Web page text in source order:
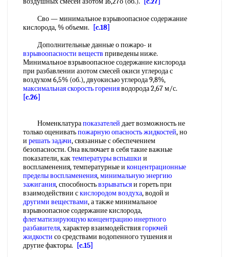
Сво — минимальное взрывоопасное содержание
кислорода, % объемн.
[c.18]
Дополнительные данные о пожаро- и
взрывоопасности веществ приведены ниже.
Минимальное взрывоопасное содержание кислорода
при разбавлении азотом смесей окиси углерода с
воздухом 6,5% (об.), двуокисью углерода 9,8%,
максимальная скорость горенияводорода 2,67 м/с.
[c.26]
Номенклатурапоказателей дает возможность не
только оцениватьпожарную опасностьжидкостей, но
и решать задачи, связанные с обеспечением
безопасности. Она включает в себя такие важные
показатели, кактемпературы вспышки и
воспламенения, температурные и концентрационные
пределы воспламенения,минимальную энергию
зажигания, способностьвзрыватьсяи гореть при
взаимодействии скислородом воздуха, водой и
другими веществами, а также минимальное
взрывоопасное содержание кислорода,
флегматизирующую концентрациюинертного
разбавителя, характер взаимодействиягорючей
жидкости со средствами водопенного тушения и
другие факторы.
[c.15]